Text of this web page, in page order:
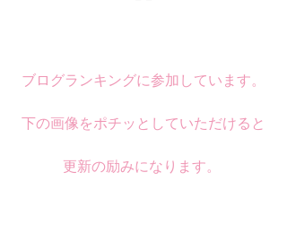
ブログランキングに参加しています。
下の画像をポチッとしていただけると
更新の励みになります。